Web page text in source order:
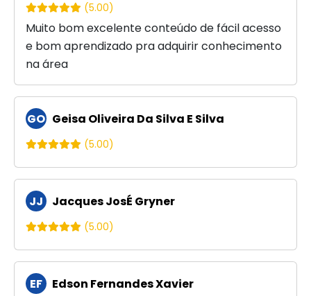
(5.00)
Muito bom excelente conteúdo de fácil acesso
e bom aprendizado pra adquirir conhecimento
na área
GO Geisa Oliveira Da Silva E Silva
(5.00)
JJ Jacques JosÉ Gryner
(5.00)
EF Edson Fernandes Xavier